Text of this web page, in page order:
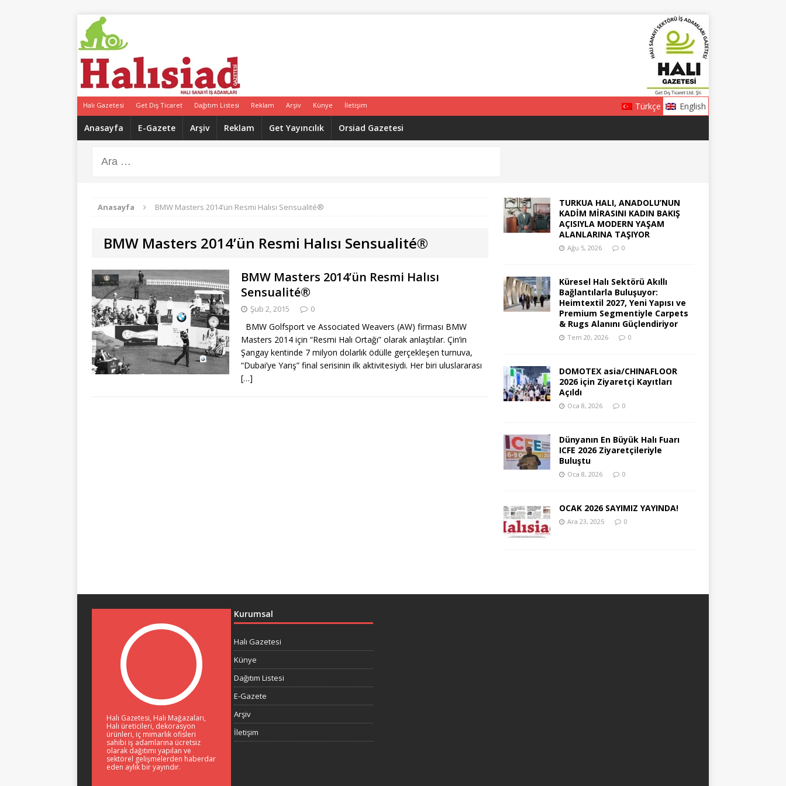
Halı Gazetesi Get Dış Ticaret Dağıtım Listesi Reklam Arşiv Künye İletişim Türkçe
English
Anasayfa
E-Gazete Arşiv Reklam Get Yayıncılık Orsiad Gazetesi
Anasayfa BMW Masters 2014’ün Resmi Halısı Sensualité®
BMW Masters 2014’ün Resmi Halısı Sensualité®
BMW Masters 2014’ün Resmi Halısı
Sensualité®
Şub 2, 2015 0
BMW Golfsport ve Associated Weavers (AW) firması BMW
Masters 2014 için “Resmi Halı Ortağı” olarak anlaştılar. Çin’in
Şangay kentinde 7 milyon dolarlık ödülle gerçekleşen turnuva,
“Dubai’ye Yarış” final serisinin ilk aktivitesiydi. Her biri uluslararası
[…]
TURKUA HALI, ANADOLU’NUN
KADİM MİRASINI KADIN BAKIŞ
AÇISIYLA MODERN YAŞAM
ALANLARINA TAŞIYOR
Ağu 5, 2026 0
Küresel Halı Sektörü Akıllı
Bağlantılarla Buluşuyor:
Heimtextil 2027, Yeni Yapısı ve
Premium Segmentiyle Carpets
& Rugs Alanını Güçlendiriyor
Tem 20, 2026 0
DOMOTEX asia/CHINAFLOOR
2026 için Ziyaretçi Kayıtları
Açıldı
Oca 8, 2026 0
Dünyanın En Büyük Halı Fuarı
ICFE 2026 Ziyaretçileriyle
Buluştu
Oca 8, 2026 0
OCAK 2026 SAYIMIZ YAYINDA!
Ara 23, 2025 0
Halı Gazetesi, Halı Mağazaları,
Halı üreticileri, dekorasyon
ürünleri, iç mimarlık ofisleri
sahibi iş adamlarına ücretsiz
olarak dağıtımı yapılan ve
sektörel gelişmelerden haberdar
eden aylık bir yayındır.
Kurumsal
Halı Gazetesi
Künye
Dağıtım Listesi
E-Gazete
Arşiv
İletişim